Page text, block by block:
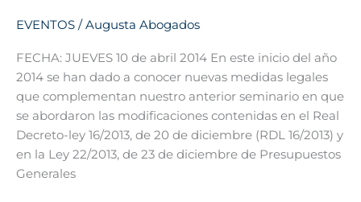
EVENTOS /Augusta Abogados
FECHA: JUEVES 10 de abril 2014 En este inicio del año
2014 se han dado a conocer nuevas medidas legales
que complementan nuestro anterior seminario en que
se abordaron las modificaciones contenidas en el Real
Decreto-ley 16/2013, de 20 de diciembre (RDL 16/2013) y
en la Ley 22/2013, de 23 de diciembre de Presupuestos
Generales
ordinaria
por
restructuración